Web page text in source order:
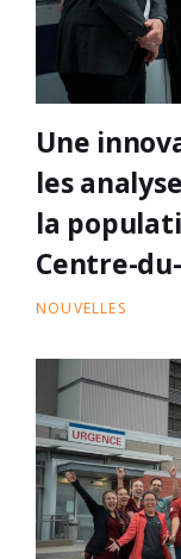
Une
les
la
Centre-
NOUVELLES